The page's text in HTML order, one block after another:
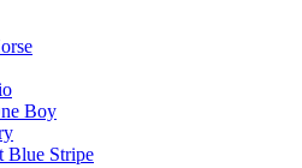
Boy
Blue Stripe